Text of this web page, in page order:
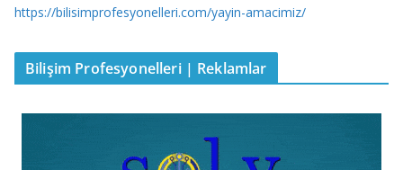
https://bilisimprofesyonelleri.com/yayin-amacimiz/
Bilişim Profesyonelleri | Reklamlar